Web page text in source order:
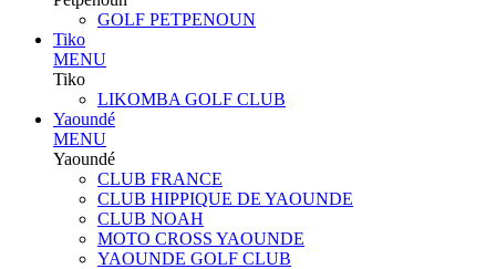
GOLF PETPENOUN
Tiko
MENU
Tiko
LIKOMBA GOLF CLUB
Yaoundé
MENU
Yaoundé
CLUB FRANCE
CLUB HIPPIQUE DE YAOUNDE
CLUB NOAH
MOTO CROSS YAOUNDE
YAOUNDE GOLF CLUB